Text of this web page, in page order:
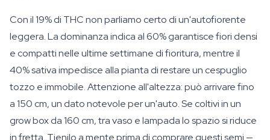
Con il 19% di THC non parliamo certo di un'autofiorente
leggera. La dominanza indica al 60% garantisce fiori densi
e compatti nelle ultime settimane di fioritura, mentre il
40% sativa impedisce alla pianta di restare un cespuglio
tozzo e immobile. Attenzione all'altezza: può arrivare fino
a 150 cm, un dato notevole per un'auto. Se coltivi in un
grow box da 160 cm, tra vaso e lampada lo spazio si riduce
in fretta. Tienilo a mente prima di comprare questi semi —